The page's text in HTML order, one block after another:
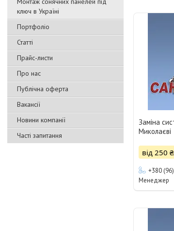
ключ в Україні
Портфоліо
Статті
Прайс-листи
Про нас
Публічна оферта
Вакансії
Новини компанії
Часті запитання
Заміна
Миколаєві
від 250
+380
Менеджер